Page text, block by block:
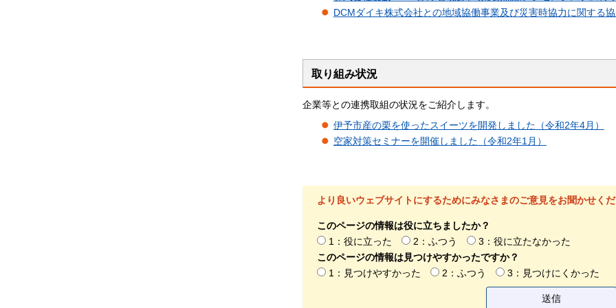
DCMダイキ株式会社との地域協働事業及び災害時協力に関する
取り組み状況
企業等との連携取組の状況をご紹介します。
伊予市産の栗を使ったスイーツを開発しました（令和2年4月）
空家対策セミナーを開催しました（令和2年1月）
より良いウェブサイトにするためにみなさまのご意見をお聞かせく
このページの情報は役に立ちましたか？
1：役に立った
2：ふつう
3：役に立たなかった
このページの情報は見つけやすかったですか？
1：見つけやすかった
2：ふつう 3：見つけにくかった